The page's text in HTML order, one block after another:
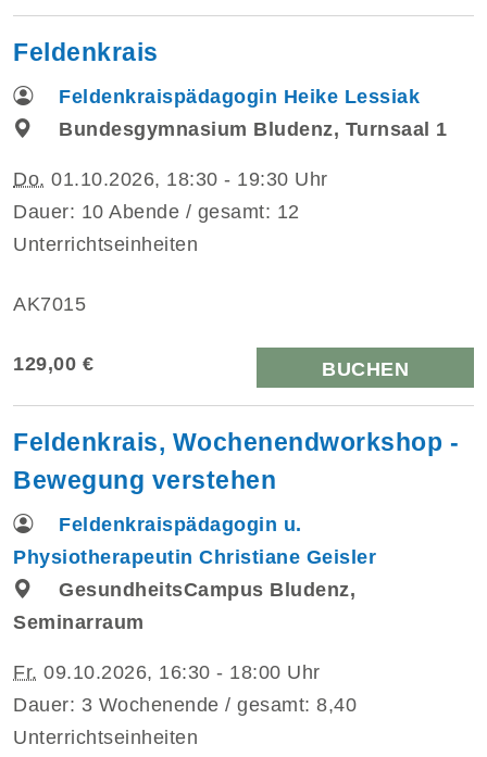
Feldenkrais
Feldenkraispädagogin Heike Lessiak
Bundesgymnasium Bludenz, Turnsaal 1
Do. 01.10.2026, 18:30 - 19:30 Uhr
Dauer: 10 Abende / gesamt: 12
Unterrichtseinheiten
AK7015
129,00 € BUCHEN
Feldenkrais, Wochenendworkshop -
Bewegung verstehen
Feldenkraispädagogin u.
Physiotherapeutin Christiane Geisler
GesundheitsCampus Bludenz,
Seminarraum
Fr. 09.10.2026, 16:30 - 18:00 Uhr
Dauer: 3 Wochenende / gesamt: 8,40
Unterrichtseinheiten